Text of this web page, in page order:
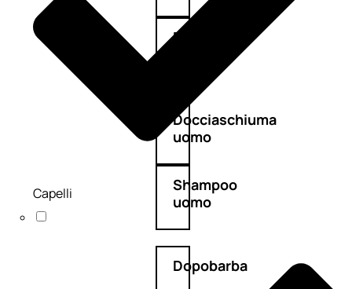
Detergente
Docciaschiuma
uomo
Shampoo
uomo
Dopobarba
Capelli